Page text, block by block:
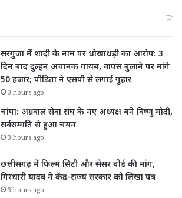
सरगुजा में शादी के नाम पर धोखाधड़ी का आरोप: 3
दिन बाद दुल्हन अचानक गायब, वापस बुलाने पर मांगे
50 हजार; पीड़िता ने एसपी से लगाई गुहार
3 hours ago
चांपा: अग्रवाल सेवा संघ के नए अध्यक्ष बने विष्णु मोदी,
सर्वसम्मति से हुआ चयन
3 hours ago
छत्तीसगढ़ में फिल्म सिटी और सेंसर बोर्ड की मांग,
गिरधारी यादव ने केंद्र-राज्य सरकार को लिखा पत्र
3 hours ago